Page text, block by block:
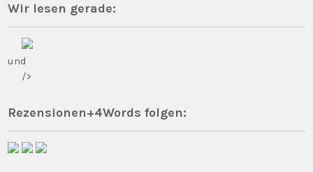
Wir lesen gerade:
und
/>
Rezensionen+4Words folgen: